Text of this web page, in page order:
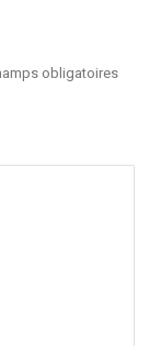
obligatoires